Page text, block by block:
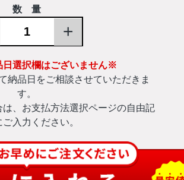
数 量
+
選択欄はございません※
納品日をご相談させていただきま
す。
、お支払方法選択ページの自由記
ご入力ください。